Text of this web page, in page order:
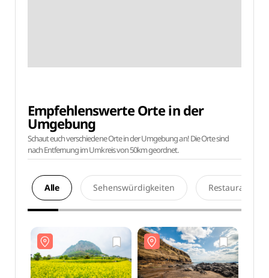
Empfehlenswerte Orte in der
Umgebung
Schaut euch verschiedene Orte in der Umgebung an! Die Orte sind
nach Entfernung im Umkreis von 50km geordnet.
Alle Sehenswürdigkeiten Restaurants